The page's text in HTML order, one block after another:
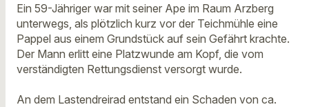
Ein 59-Jähriger war mit seiner Ape im Raum Arzberg
unterwegs, als plötzlich kurz vor der Teichmühle eine
Pappel aus einem Grundstück auf sein Gefährt krachte.
Der Mann erlitt eine Platzwunde am Kopf, die vom
verständigten Rettungsdienst versorgt wurde.
An dem Lastendreirad entstand ein Schaden von ca.